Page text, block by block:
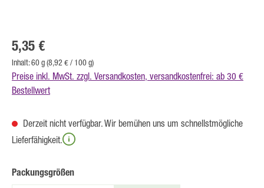
Regulärer Preis:
5,35 €
Inhalt:60 g(8,92 € / 100 g)
Preise inkl. MwSt. zzgl. Versandkosten, versandkostenfrei: ab 30 €
Bestellwert
Derzeit nicht verfügbar. Wir bemühen uns um schnellstmögliche
Lieferfähigkeit.
Packungsgrößenauswählen